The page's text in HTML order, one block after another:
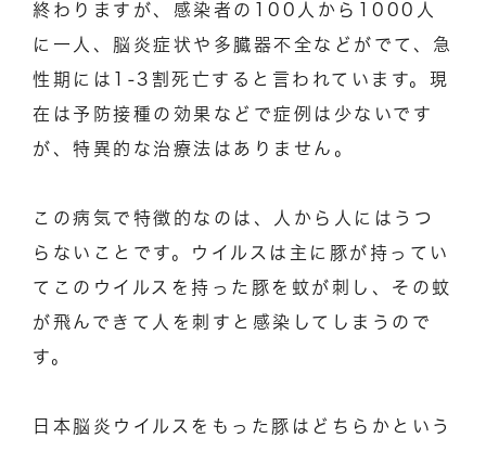
終わりますが、感染者の100人から1000人
に一人、脳炎症状や多臓器不全などがでて、急
性期には1-3割死亡すると言われています。現
在は予防接種の効果などで症例は少ないです
が、特異的な治療法はありません。
この病気で特徴的なのは、人から人にはうつ
らないことです。ウイルスは主に豚が持ってい
てこのウイルスを持った豚を蚊が刺し、その蚊
が飛んできて人を刺すと感染してしまうので
す。
日本脳炎ウイルスをもった豚はどちらかという